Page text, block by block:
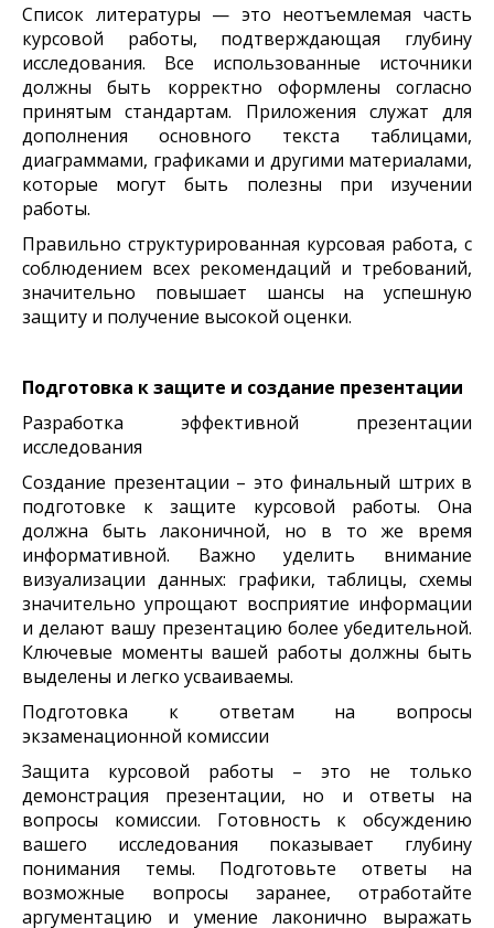
Список литературы — это неотъемлемая часть
курсовой работы, подтверждающая глубину
исследования. Все использованные источники
должны быть корректно оформлены согласно
принятым стандартам. Приложения служат для
дополнения основного текста таблицами,
диаграммами, графиками и другими материалами,
которые могут быть полезны при изучении
работы.
Правильно структурированная курсовая работа, с
соблюдением всех рекомендаций и требований,
значительно повышает шансы на успешную
защиту и получение высокой оценки.
Подготовка к защите и создание презентации
Разработка эффективной презентации
исследования
Создание презентации – это финальный штрих в
подготовке к защите курсовой работы. Она
должна быть лаконичной, но в то же время
информативной. Важно уделить внимание
визуализации данных: графики, таблицы, схемы
значительно упрощают восприятие информации
и делают вашу презентацию более убедительной.
Ключевые моменты вашей работы должны быть
выделены и легко усваиваемы.
Подготовка к ответам на вопросы
экзаменационной комиссии
Защита курсовой работы – это не только
демонстрация презентации, но и ответы на
вопросы комиссии. Готовность к обсуждению
вашего исследования показывает глубину
понимания темы. Подготовьте ответы на
возможные вопросы заранее, отработайте
аргументацию и умение лаконично выражать